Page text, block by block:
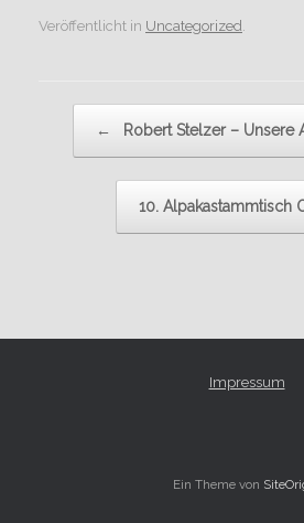
Veröffentlicht in Uncategorized
← Robert Stelzer – Unsere
10. Alpakastammtisch
Impressum
Ein Theme von